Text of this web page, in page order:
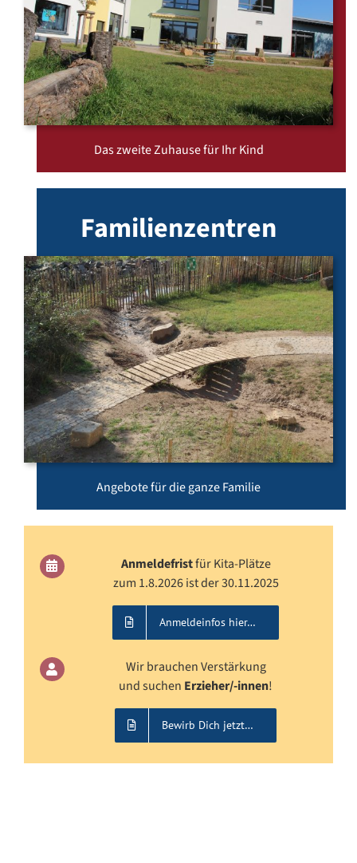
Das zweite Zuhause für Ihr Kind
Familienzentren
Angebote für die ganze Familie
Anmeldefristfür Kita-Plätze
zum 1.8.2026 ist der 30.11.2025
Anmeldeinfos hier…
Wir brauchen Verstärkung
und suchen Erzieher/-innen!
Bewirb Dich jetzt…